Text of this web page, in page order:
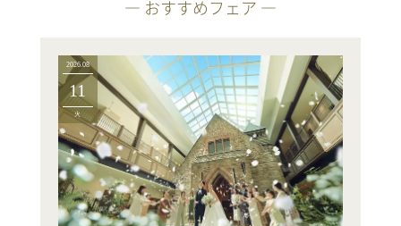
― おすすめフェア ―
2026.08
11
火